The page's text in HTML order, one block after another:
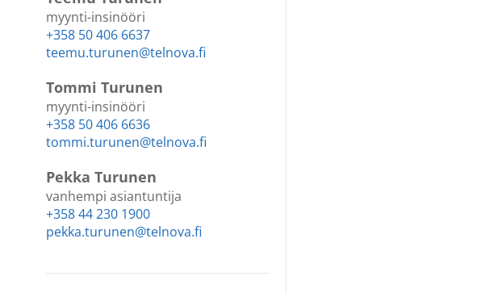
myynti-insinööri
+358 50 406 6637
teemu.turunen@telnova.fi
Tommi Turunen
myynti-insinööri
+358 50 406 6636
tommi.turunen@telnova.fi
Pekka Turunen
vanhempi asiantuntija
+358 44 230 1900
pekka.turunen@telnova.fi